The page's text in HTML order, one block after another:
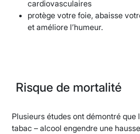
cardiovasculaires
protège votre foie, abaisse
et améliore l’humeur.
Risque de mortalité
Plusieurs études ont démontré que
tabac – alcool engendre une